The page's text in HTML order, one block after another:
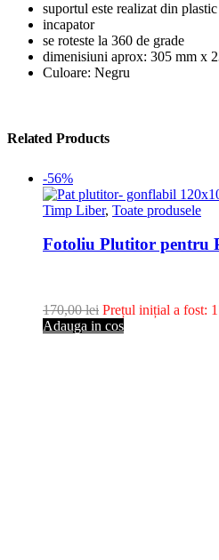
suportul este realizat din plastic
incapator
se roteste la 360 de grade
dimenisiuni aprox: 305 mm x
Culoare: Negru
Related Products
-56%
Timp Liber, Toate produsele
Fotoliu Plutitor pentru
170,00lei Prețul inițial a fost:
Adauga in cos